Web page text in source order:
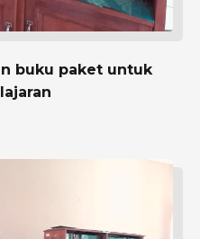
buku paket untuk